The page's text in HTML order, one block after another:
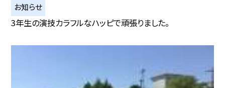
お知らせ
3年生の演技カラフルなハッピで頑張りました。